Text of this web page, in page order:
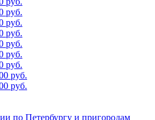
руб.
руб.
руб.
руб.
руб.
руб.
руб.
руб.
по Петербургу и пригородам